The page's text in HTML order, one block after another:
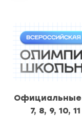
Официальные
7, 8, 9, 10,